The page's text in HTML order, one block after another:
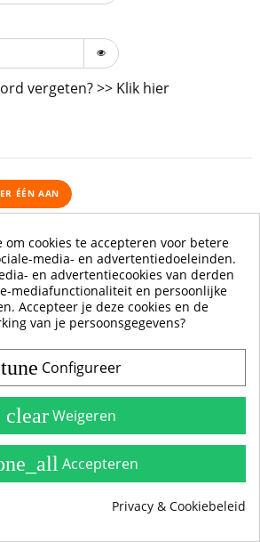
vergeten? >> Klik hier
ÉÉN AAN
om cookies te accepteren voor betere
media- en advertentiedoeleinden.
en advertentiecookies van derden
mediafunctionaliteit en persoonlijke
Accepteer je deze cookies en de
van je persoonsgegevens?
tune Configureer
clearWeigeren
Accepteren
Privacy & Cookiebeleid